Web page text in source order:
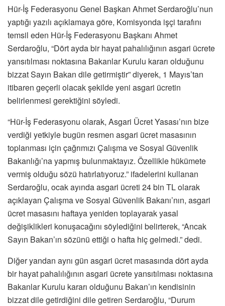
Hür-İş Federasyonu Genel Başkan Ahmet Serdaroğlu’nun
yaptığı yazılı açıklamaya göre, Komisyonda işçi tarafını
temsil eden Hür-İş Federasyonu Başkanı Ahmet
Serdaroğlu, “Dört ayda bir hayat pahalılığının asgari ücrete
yansıtılması noktasına Bakanlar Kurulu kararı olduğunu
bizzat Sayın Bakan dile getirmiştir” diyerek, 1 Mayıs’tan
itibaren geçerli olacak şekilde yeni asgari ücretin
belirlenmesi gerektiğini söyledi.
“Hür-İş Federasyonu olarak, Asgari Ücret Yasası’nın bize
verdiği yetkiyle bugün resmen asgari ücret masasının
toplanması için çağrımızı Çalışma ve Sosyal Güvenlik
Bakanlığı’na yapmış bulunmaktayız. Özellikle hükümete
vermiş olduğu sözü hatırlatıyoruz.” ifadelerini kullanan
Serdaroğlu, ocak ayında asgari ücreti 24 bin TL olarak
açıklayan Çalışma ve Sosyal Güvenlik Bakanı’nın, asgari
ücret masasını haftaya yeniden toplayarak yasal
değişiklikleri konuşacağını söylediğini belirterek, “Ancak
Sayın Bakan’ın sözünü ettiği o hafta hiç gelmedi.” dedi.
Diğer yandan aynı gün asgari ücret masasında dört ayda
bir hayat pahalılığının asgari ücrete yansıtılması noktasına
Bakanlar Kurulu kararı olduğunu Bakan’ın kendisinin
bizzat dile getirdiğini dile getiren Serdaroğlu, “Durum